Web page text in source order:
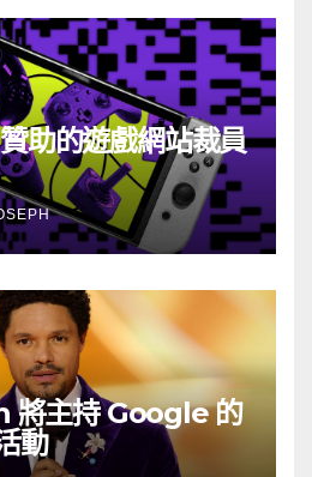
助的遊戲網站裁員
主持 Google 的
動